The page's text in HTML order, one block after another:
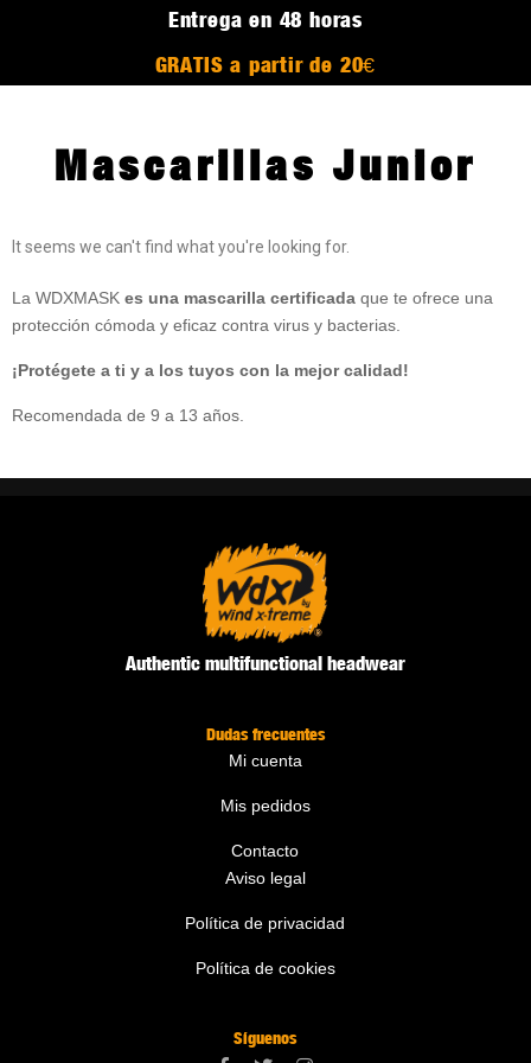
Entrega en 48 horas
GRATIS a partir de 20€
Mascarillas Junior
It seems we can't find what you're looking for.
La WDXMASK es una mascarilla certificada que te ofrece una
protección cómoda y eficaz contra virus y bacterias.
¡Protégete a ti y a los tuyos con la mejor calidad!
Recomendada de 9 a 13 años.
Authentic multifunctional headwear
Dudas frecuentes
Mi cuenta
Mis pedidos
Contacto
Aviso legal
Política de privacidad
Política de cookies
Síguenos